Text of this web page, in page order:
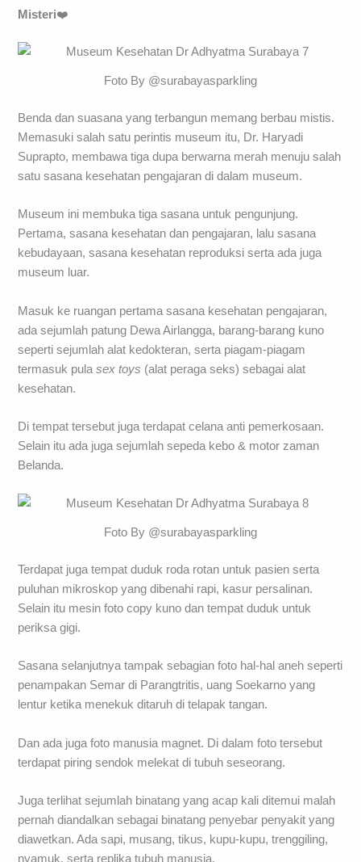
Misteri❤️
Foto By @surabayasparkling
Benda dan suasana yang terbangun memang berbau mistis.
Memasuki salah satu perintis museum itu, Dr. Haryadi
Suprapto, membawa tiga dupa berwarna merah menuju salah
satu sasana kesehatan pengajaran di dalam museum.
Museum ini membuka tiga sasana untuk pengunjung.
Pertama, sasana kesehatan dan pengajaran, lalu sasana
kebudayaan, sasana kesehatan reproduksi serta ada juga
museum luar.
Masuk ke ruangan pertama sasana kesehatan pengajaran,
ada sejumlah patung Dewa Airlangga, barang-barang kuno
seperti sejumlah alat kedokteran, serta piagam-piagam
termasuk pula sex toys (alat peraga seks) sebagai alat
kesehatan.
Di tempat tersebut juga terdapat celana anti pemerkosaan.
Selain itu ada juga sejumlah sepeda kebo & motor zaman
Belanda.
Foto By @surabayasparkling
Terdapat juga tempat duduk roda rotan untuk pasien serta
puluhan mikroskop yang dibenahi rapi, kasur persalinan.
Selain itu mesin foto copy kuno dan tempat duduk untuk
periksa gigi.
Sasana selanjutnya tampak sebagian foto hal-hal aneh seperti
penampakan Semar di Parangtritis, uang Soekarno yang
lentur ketika menekuk ditaruh di telapak tangan.
Dan ada juga foto manusia magnet. Di dalam foto tersebut
terdapat piring sendok melekat di tubuh seseorang.
Juga terlihat sejumlah binatang yang acap kali ditemui malah
pernah diandalkan sebagai binatang penyebar penyakit yang
diawetkan. Ada sapi, musang, tikus, kupu-kupu, trenggiling,
nyamuk, serta replika tubuh manusia.